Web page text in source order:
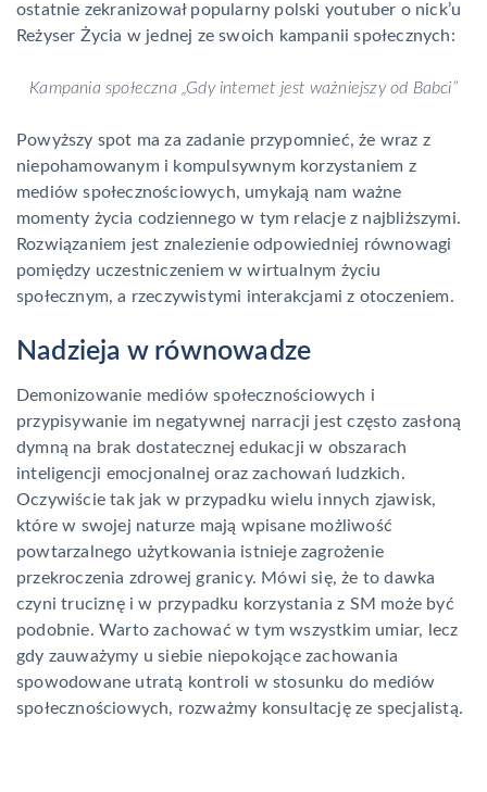
ostatnie zekranizował popularny polski youtuber o nick’u
Reżyser Życia w jednej ze swoich kampanii społecznych:
Kampania społeczna „Gdy internet jest ważniejszy od Babci”
Powyższy spot ma za zadanie przypomnieć, że wraz z
niepohamowanym i kompulsywnym korzystaniem z
mediów społecznościowych, umykają nam ważne
momenty życia codziennego w tym relacje z najbliższymi.
Rozwiązaniem jest znalezienie odpowiedniej równowagi
pomiędzy uczestniczeniem w wirtualnym życiu
społecznym, a rzeczywistymi interakcjami z otoczeniem.
Nadzieja w równowadze
Demonizowanie mediów społecznościowych i
przypisywanie im negatywnej narracji jest często zasłoną
dymną na brak dostatecznej edukacji w obszarach
inteligencji emocjonalnej oraz zachowań ludzkich.
Oczywiście tak jak w przypadku wielu innych zjawisk,
które w swojej naturze mają wpisane możliwość
powtarzalnego użytkowania istnieje zagrożenie
przekroczenia zdrowej granicy. Mówi się, że to dawka
czyni truciznę i w przypadku korzystania z SM może być
podobnie. Warto zachować w tym wszystkim umiar, lecz
gdy zauważymy u siebie niepokojące zachowania
spowodowane utratą kontroli w stosunku do mediów
społecznościowych, rozważmy konsultację ze specjalistą.